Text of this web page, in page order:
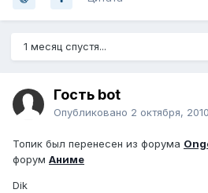
1 месяц спустя...
Гость bot
Опубликовано 2 октября, 2010
Топик был перенесен из форума
форум Аниме
Dik